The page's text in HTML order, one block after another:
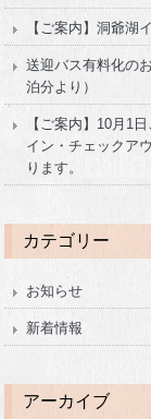
【ご案内】洞爺湖
送迎バス有料化の
泊分より）
【ご案内】10月1
イン・チェックア
ります。
カテゴリー
お知らせ
新着情報
アーカイブ